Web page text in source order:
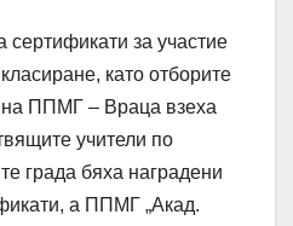
сертификати за участие
като отборите
на ППМГ – Враца взеха
учители по
града бяха наградени
а ППМГ „Акад.